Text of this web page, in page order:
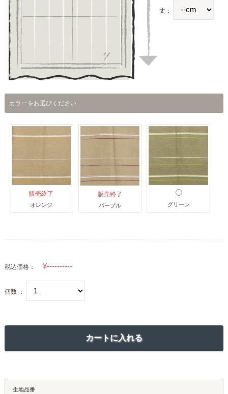
丈：
カラーをお選びください
販売終了
オレンジ
販売終了
パープル グリーン
税込価格：
個数 ：
生地品番